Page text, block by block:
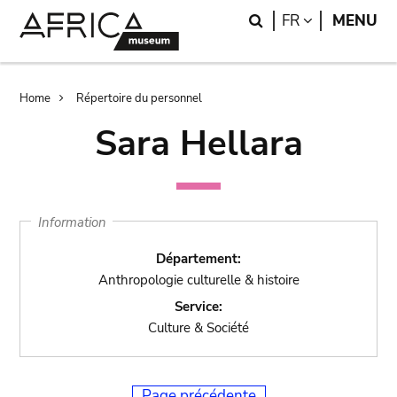
Search
FR LANGUAGE
MENU
Breadcrumb
Home Répertoire du personnel
Sara Hellara
Information
Département:
Anthropologie culturelle & histoire
Service:
Culture & Société